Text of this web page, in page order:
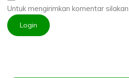
Untuk mengirimkan komentar
Login